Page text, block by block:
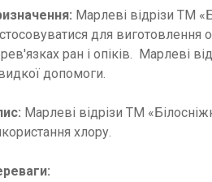
Марлеві відрізи ТМ
для виготовлення
ран і опіків. Марлеві
допомоги.
Марлеві відрізи ТМ
хлору.